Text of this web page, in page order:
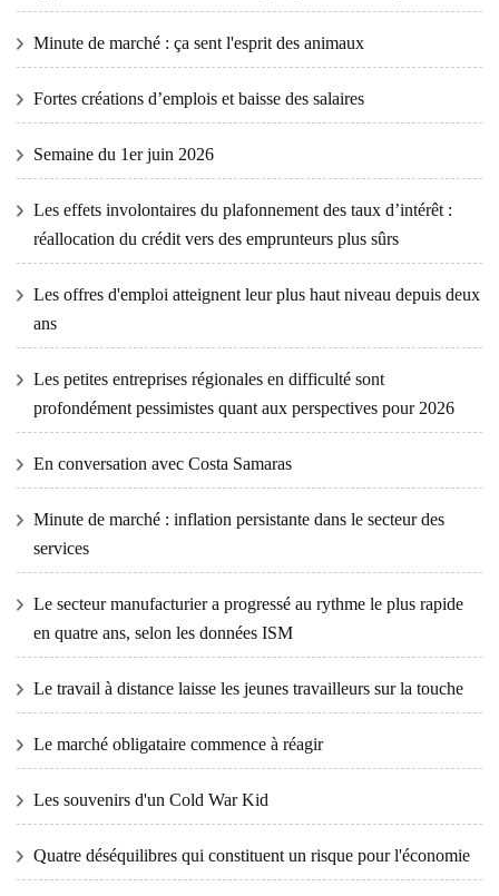
Minute de marché : ça sent l'esprit des animaux
Fortes créations d’emplois et baisse des salaires
Semaine du 1er juin 2026
Les effets involontaires du plafonnement des taux d’intérêt :
réallocation du crédit vers des emprunteurs plus sûrs
Les offres d'emploi atteignent leur plus haut niveau depuis deux
ans
Les petites entreprises régionales en difficulté sont
profondément pessimistes quant aux perspectives pour 2026
En conversation avec Costa Samaras
Minute de marché : inflation persistante dans le secteur des
services
Le secteur manufacturier a progressé au rythme le plus rapide
en quatre ans, selon les données ISM
Le travail à distance laisse les jeunes travailleurs sur la touche
Le marché obligataire commence à réagir
Les souvenirs d'un Cold War Kid
Quatre déséquilibres qui constituent un risque pour l'économie